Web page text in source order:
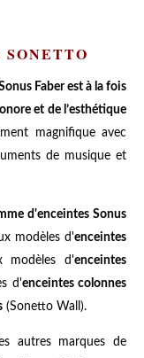
Faber est à la fois
et de l’esthétique
magnifique avec
de musique et
d'enceintes Sonus
modèles d'enceintes
modèles d'enceintes
d'enceintes colonnes
(Sonetto Wall).
autres marques de